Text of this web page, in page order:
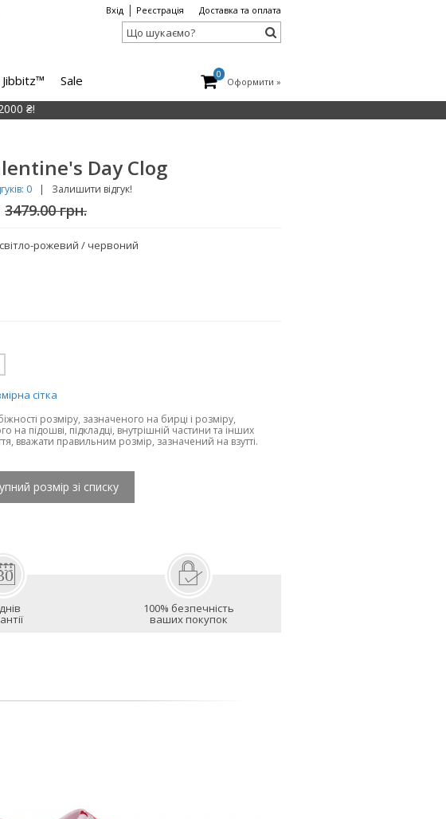
Вхід| Реєстрація Доставка та оплата
0
Оформити »
Jibbitz™ Sale
₴!
Day Clog
0 | Залишити відгук!
3479.00 грн.
світло-рожевий / червоний
сітка
розміру, зазначеного на бирці і розміру,
на підошві, підкладці, внутрішній частини та інших
вважати правильним розмір, зазначений на взутті.
розмір зі списку
100% безпечність
ваших покупок